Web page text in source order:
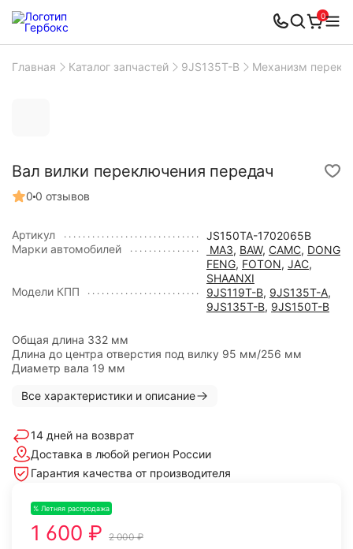
0
Главная Каталог запчастей 9JS135T-B Механизм
Вал вилки переключения передач
0 0 отзывов
Артикул
JS150TA-1702065B
Марки автомобилей
МАЗ, BAW, CAMC, DONG
FENG, FOTON, JAC,
SHAANXI
Модели КПП
9JS119T-B, 9JS135T-A,
9JS135T-B, 9JS150T-B
Общая длина 332 мм
Длина до центра отверстия под вилку 95 мм/256 мм
Диаметр вала 19 мм
Все характеристики и описание
14 дней на возврат
Доставка в любой регион России
Гарантия качества от производителя
% Летняя распродажа
1 600 ₽ 2 000 ₽